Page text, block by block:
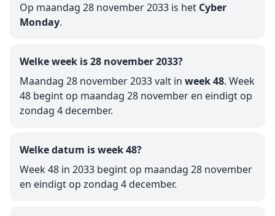
Op maandag 28 november 2033 is het Cyber
Monday.
Welke week is 28 november 2033?
Maandag 28 november 2033 valt in week 48. Week
48 begint op maandag 28 november en eindigt op
zondag 4 december.
Welke datum is week 48?
Week 48 in 2033 begint op maandag 28 november
en eindigt op zondag 4 december.